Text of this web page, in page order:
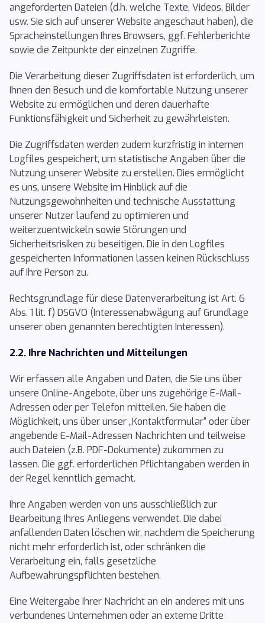
angeforderten Dateien (d.h. welche Texte, Videos, Bilder
usw. Sie sich auf unserer Website angeschaut haben), die
Spracheinstellungen Ihres Browsers, ggf. Fehlerberichte
sowie die Zeitpunkte der einzelnen Zugriffe.
Die Verarbeitung dieser Zugriffsdaten ist erforderlich, um
Ihnen den Besuch und die komfortable Nutzung unserer
Website zu ermöglichen und deren dauerhafte
Funktionsfähigkeit und Sicherheit zu gewährleisten.
Die Zugriffsdaten werden zudem kurzfristig in internen
Logfiles gespeichert, um statistische Angaben über die
Nutzung unserer Website zu erstellen. Dies ermöglicht
es uns, unsere Website im Hinblick auf die
Nutzungsgewohnheiten und technische Ausstattung
unserer Nutzer laufend zu optimieren und
weiterzuentwickeln sowie Störungen und
Sicherheitsrisiken zu beseitigen. Die in den Logfiles
gespeicherten Informationen lassen keinen Rückschluss
auf Ihre Person zu.
Rechtsgrundlage für diese Datenverarbeitung ist Art. 6
Abs. 1 lit. f) DSGVO (Interessenabwägung auf Grundlage
unserer oben genannten berechtigten Interessen).
2.2. Ihre Nachrichten und Mitteilungen
Wir erfassen alle Angaben und Daten, die Sie uns über
unsere Online-Angebote, über uns zugehörige E-Mail-
Adressen oder per Telefon mitteilen. Sie haben die
Möglichkeit, uns über unser „Kontaktformular“ oder über
angebende E-Mail-Adressen Nachrichten und teilweise
auch Dateien (z.B. PDF-Dokumente) zukommen zu
lassen. Die ggf. erforderlichen Pflichtangaben werden in
der Regel kenntlich gemacht.
Ihre Angaben werden von uns ausschließlich zur
Bearbeitung Ihres Anliegens verwendet. Die dabei
anfallenden Daten löschen wir, nachdem die Speicherung
nicht mehr erforderlich ist, oder schränken die
Verarbeitung ein, falls gesetzliche
Aufbewahrungspflichten bestehen.
Eine Weitergabe Ihrer Nachricht an ein anderes mit uns
verbundenes Unternehmen oder an externe Dritte